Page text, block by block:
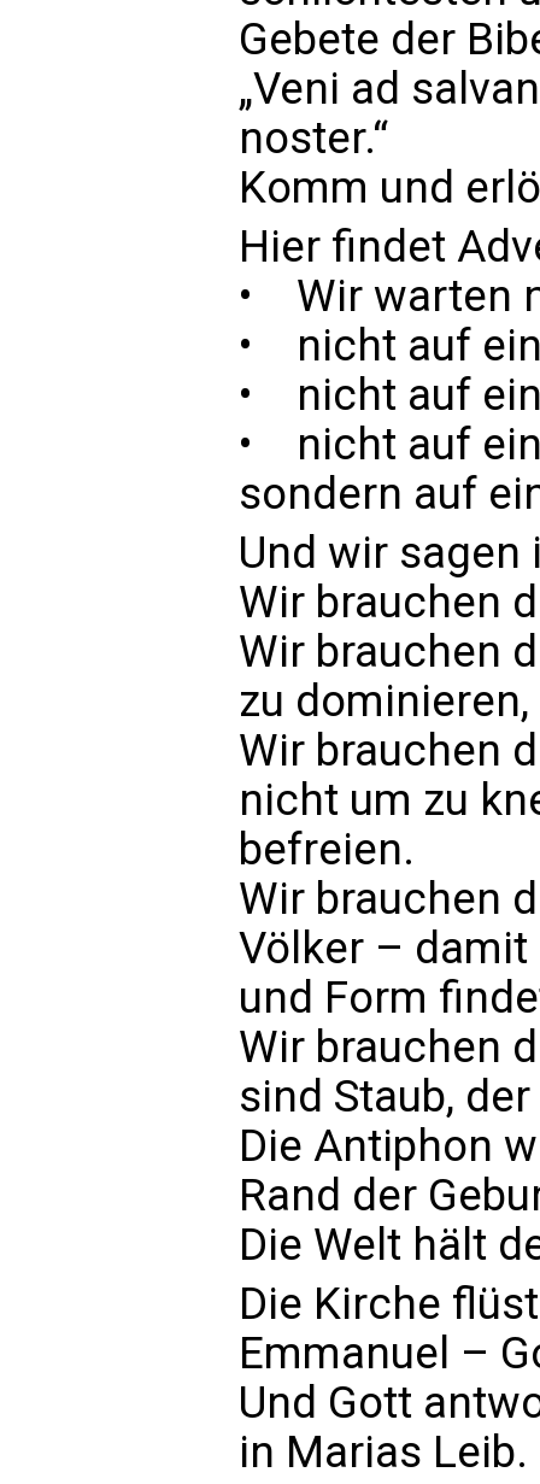
Gebete der
„Veni ad
noster.“
Komm und
Hier findet
• Wir warten
• nicht auf
• nicht auf
• nicht auf
sondern auf
Und wir sagen
Wir brauchen
Wir brauchen
zu
Wir brauchen
nicht um zu
befreien.
Wir brauchen
Völker –
und Form
Wir brauchen
sind Staub,
Die Antiphon
Rand der
Die Welt hält
Die Kirche
Emmanuel –
Und Gott
in Marias Leib.